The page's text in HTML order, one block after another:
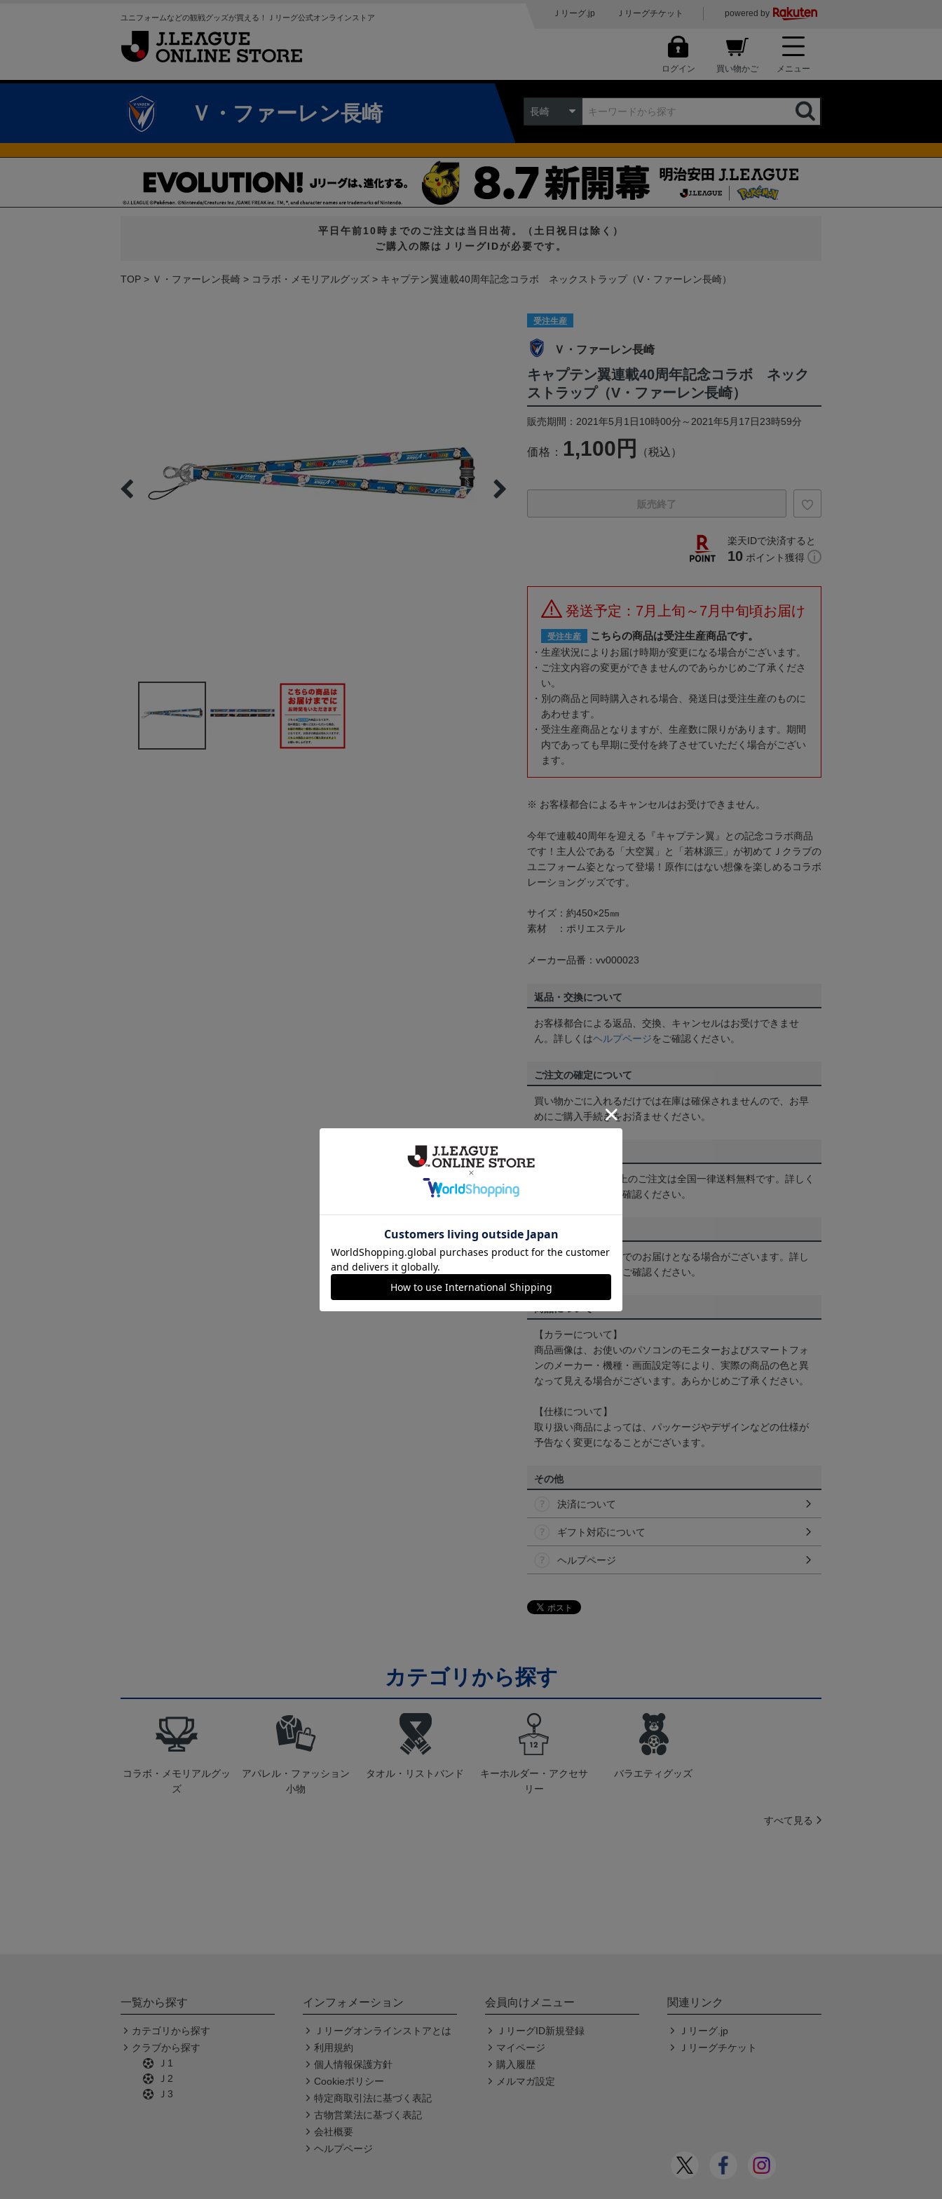
ユニフォームなどの観戦グッズが買える！Ｊリーグ公式オンラインストア Ｊリーグ.jp Ｊリーグチケット powered by
ログイン 買い物かご メニュー
Ｖ・ファーレン長崎 長崎
平日午前10時までのご注文は当日出荷。（土日祝日は除く）
ご購入の際はＪリーグIDが必要です。
TOP Ｖ・ファーレン長崎 コラボ・メモリアルグッズ キャプテン翼連載40周年記念コラボ ネックストラップ（V・ファーレン長崎）
受注生産
Ｖ・ファーレン長崎
キャプテン翼連載40周年記念コラボ ネック
ストラップ（V・ファーレン長崎）
販売期間：2021年5月1日10時00分～2021年5月17日23時59分
価格： 1,100円 （税込）
販売終了
楽天IDで決済すると
10 ポイント獲得
発送予定：7月上旬～7月中旬頃お届け
受注生産 こちらの商品は受注生産商品です。
生産状況によりお届け時期が変更になる場合がございます。
ご注文内容の変更ができませんのであらかじめご了承くださ
い。
別の商品と同時購入される場合、発送日は受注生産のものに
あわせます。
受注生産商品となりますが、生産数に限りがあります。期間
内であっても早期に受付を終了させていただく場合がござい
ます。
※ お客様都合によるキャンセルはお受けできません。
今年で連載40周年を迎える『キャプテン翼』との記念コラボ商品
です！主人公である「大空翼」と「若林源三」が初めてＪクラブの
ユニフォーム姿となって登場！原作にはない想像を楽しめるコラボ
レーショングッズです。
サイズ：約450×25㎜
素材 ：ポリエステル
メーカー品番：vv000023
返品・交換について
お客様都合による返品、交換、キャンセルはお受けできませ
ん。詳しくはヘルプページをご確認ください。
ご注文の確定について
買い物かごに入れるだけでは在庫は確保されませんので、お早
めにご購入手続きをお済ませください。
3,980円（税込）以上のご注文は全国一律送料無料です。詳しく
をご確認ください。
配送方法について
一部商品はメール便でのお届けとなる場合がございます。詳し
くはヘルプページ をご確認ください。
【カラーについて】
商品画像は、お使いのパソコンのモニターおよびスマートフォ
ンのメーカー・機種・画面設定等により、実際の商品の色と異
なって見える場合がございます。あらかじめご了承ください。
【仕様について】
取り扱い商品によっては、パッケージやデザインなどの仕様が
予告なく変更になることがございます。
その他
決済について
ギフト対応について
ヘルプページ
カテゴリから探す
コラボ・メモリアルグッ
ズ
アパレル・ファッション
小物
タオル・リストバンド
キーホルダー・アクセサ
リー
バラエティグッズ
すべて見る
一覧から探す
カテゴリから探す
クラブから探す
Ｊ1
Ｊ2
Ｊ3
インフォメーション
Ｊリーグオンラインストアとは
利用規約
個人情報保護方針
Cookieポリシー
特定商取引法に基づく表記
古物営業法に基づく表記
会社概要
ヘルプページ
会員向けメニュー
ＪリーグID新規登録
マイページ
購入履歴
メルマガ設定
関連リンク
Ｊリーグ.jp
Ｊリーグチケット